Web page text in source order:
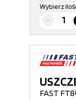
Wybierz
FAST